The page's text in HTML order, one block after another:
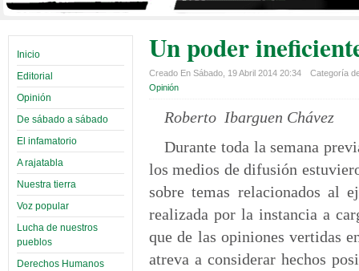
Inicio
Editorial
Opinión
De sábado a sábado
El infamatorio
A rajatabla
Nuestra tierra
Voz popular
Lucha de nuestros
pueblos
Derechos Humanos
Un poder
Creado En Sábado, 19 Abril 2014 20:34
Categoría
Opinión
Roberto Ibarguen Chávez
Durante toda la semana
los medios de difusión
sobre temas relacionados
realizada por la instancia a
que de las opiniones vertidas
atreva a considerar hechos